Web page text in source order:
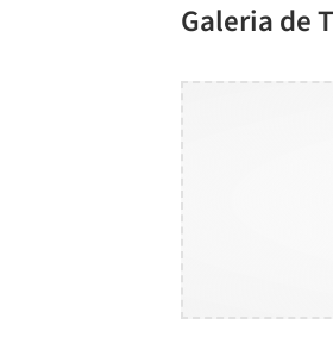
Galeria de